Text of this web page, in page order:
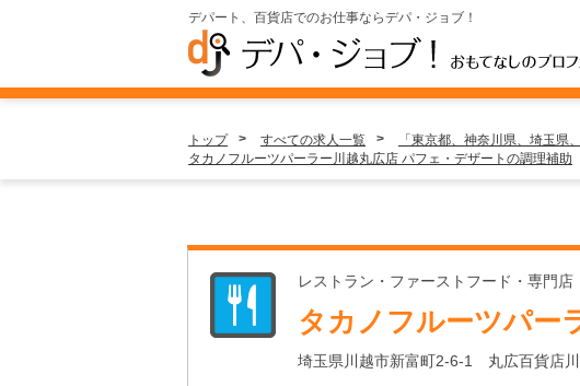
デパート、百貨店でのお仕事ならデパ・ジョブ！
トップ すべての求人一覧
「東京都、神奈川県、埼玉
タカノフルーツパーラー川越丸広店 パフェ・デザートの調理補助
レストラン・ファーストフード・専門店
タカノフルーツパー
埼玉県川越市新富町2-6-1 丸広百貨店